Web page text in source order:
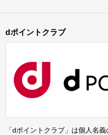
dポイントクラブ
「dポイントクラブ」は個人名